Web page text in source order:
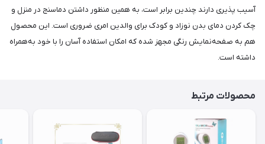
آسیب پذیری دارند چندین برابر است، به همین منظور داشتن دماسنج در منزل و
چک کردن دمای بدن نوزاد و کودک برای والدین امری ضروری است. این محصول
هم به صفحه‌نمایش رنگی مجهز شده که امکان استفاده آسان را با خود به‌همراه
داشته است.
محصولات مرتبط